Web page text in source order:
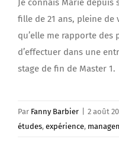
Je connais Marie depuis
fille de 21 ans, pleine de
qu’elle me rapporte des
d’effectuer dans une
stage de fin de Master 1.
Par Fanny Barbier 2 août
études, expérience,